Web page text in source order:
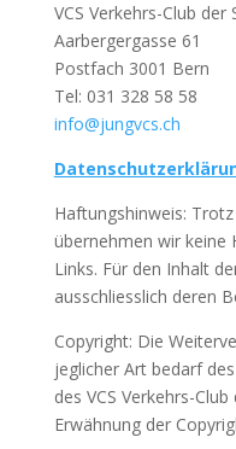
VCS Verkehrs-Club der
Aarbergergasse 61
Postfach 3001 Bern
Tel: 031 328 58 58
info@jungvcs.ch
Haftungshinweis:
übernehmen wir keine
Links. Für den Inhalt
ausschliesslich deren
Copyright: Die
jeglicher Art bedarf
des VCS Verkehrs-
Erwähnung der